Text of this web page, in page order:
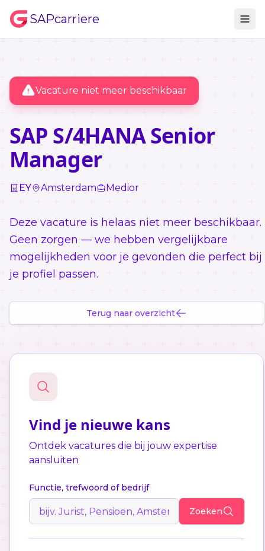
SAPcarriere
Vacature niet meer beschikbaar
SAP S/4HANA Senior
Manager
EY Amsterdam Medior
Deze vacature is helaas niet meer beschikbaar.
Geen zorgen — we hebben vergelijkbare
mogelijkheden voor je gevonden die perfect bij
je profiel passen.
Terug naar overzicht
Vind je nieuwe kans
Ontdek vacatures die bij jouw expertise
aansluiten
Functie, trefwoord of bedrijf
Zoeken